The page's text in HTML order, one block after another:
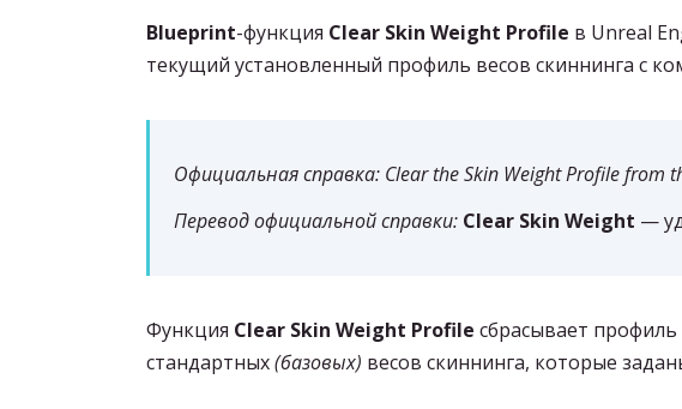
Blueprint-функция Clear Skin Weight Profile в Unreal
текущий установленный профиль весов скиннинга с
Официальная справка: Clear the Skin Weight Profile from
Перевод официальной справки: Clear Skin Weight —
Функция Clear Skin Weight Profile сбрасывает профиль
стандартных(базовых) весов скиннинга, которые